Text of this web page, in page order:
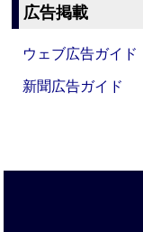
広告掲載
ウェブ広告ガイド
新聞広告ガイド